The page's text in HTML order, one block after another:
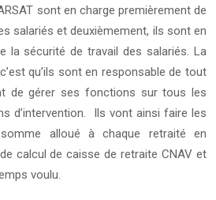
sont en charge premièrement de
salariés et deuxièmement, ils sont en
la sécurité de travail des salariés. La
qu’ils sont en responsable de tout
de gérer ses fonctions sur tous les
d’intervention. Ils vont ainsi faire les
alloué à chaque retraité en
calcul de caisse de retraite CNAV et
voulu.